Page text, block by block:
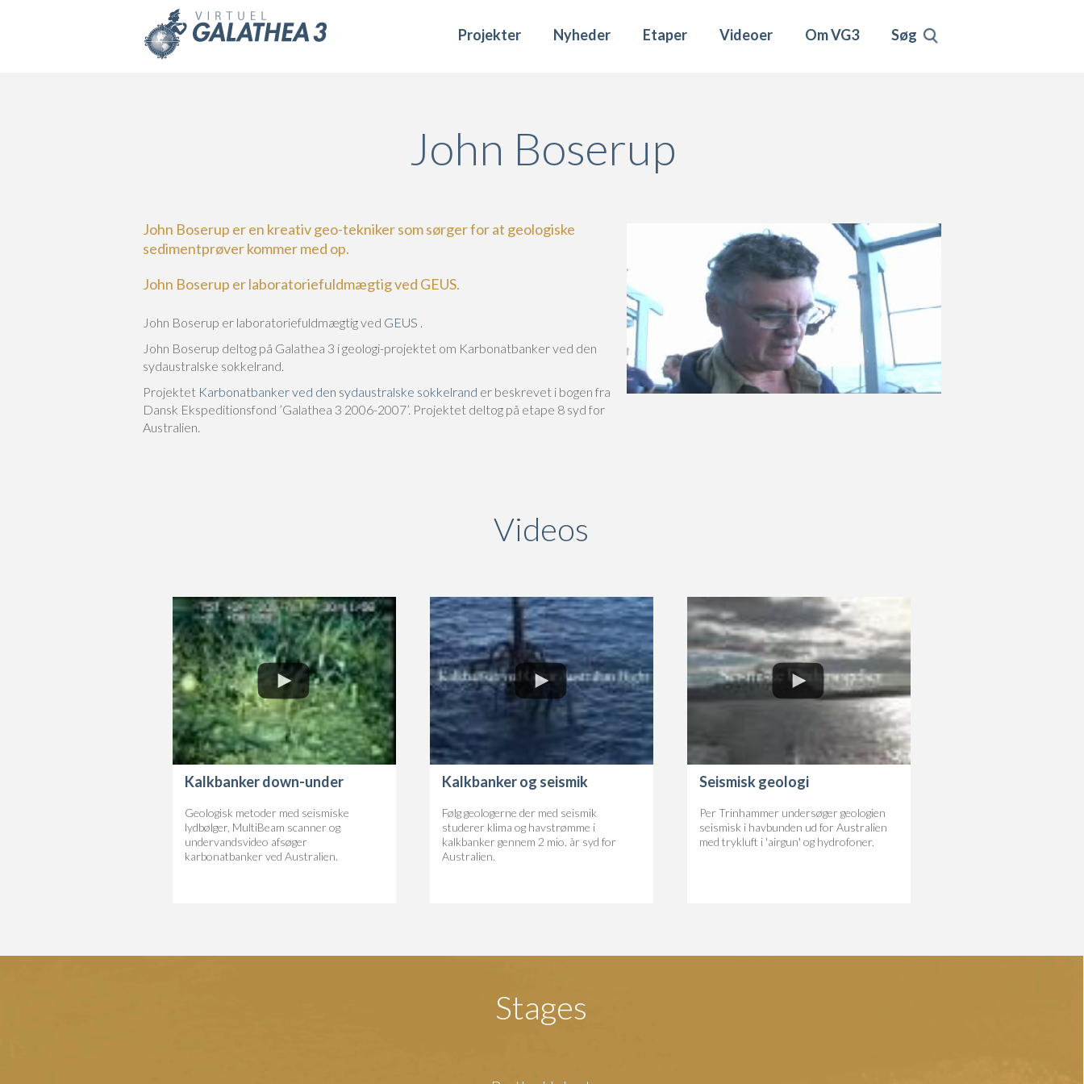
Projekter Nyheder Etaper Videoer Om VG3 Søg
John Boserup
John Boserup er en kreativ geo-tekniker som sørger for at geologiske
sedimentprøver kommer med op.
John Boserup er laboratoriefuldmægtig ved GEUS.
John Boserup er laboratoriefuldmægtig ved GEUS .
John Boserup deltog på Galathea 3 i geologi-projektet om Karbonatbanker ved den
sydaustralske sokkelrand.
Projektet Karbonatbanker ved den sydaustralske sokkelrand er beskrevet i bogen fra
Dansk Ekspeditionsfond ’Galathea 3 2006-2007’. Projektet deltog på etape 8 syd for
Australien.
Videos
Kalkbanker down-under
Geologisk metoder med seismiske
lydbølger, MultiBeam scanner og
undervandsvideo afsøger
karbonatbanker ved Australien.
Kalkbanker og seismik
Følg geologerne der med seismik
studerer klima og havstrømme i
kalkbanker gennem 2 mio. år syd for
Australien.
Seismisk geologi
Per Trinhammer undersøger geologien
seismisk i havbunden ud for Australien
med trykluft i 'airgun' og hydrofoner.
Stages